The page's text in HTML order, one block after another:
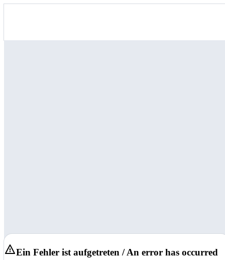
Ein Fehler ist aufgetreten / An error has occurred